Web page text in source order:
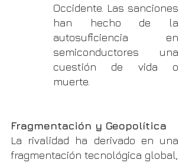
Occidente. Las sanciones
han hecho de la
autosuficiencia en
semiconductores una
cuestión de vida o
muerte.
Fragmentación y Geopolítica
La rivalidad ha derivado en una
fragmentación tecnológica global,